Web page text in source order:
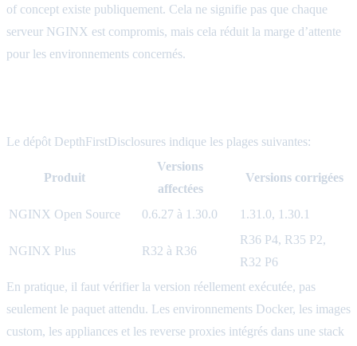
of concept existe publiquement. Cela ne signifie pas que chaque
serveur NGINX est compromis, mais cela réduit la marge d’attente
pour les environnements concernés.
Le dépôt DepthFirstDisclosures indique les plages suivantes:
Produit
Versions
affectées
Versions corrigées
NGINX Open Source 0.6.27 à 1.30.0 1.31.0, 1.30.1
NGINX Plus R32 à R36
R36 P4, R35 P2,
R32 P6
En pratique, il faut vérifier la version réellement exécutée, pas
seulement le paquet attendu. Les environnements Docker, les images
custom, les appliances et les reverse proxies intégrés dans une stack